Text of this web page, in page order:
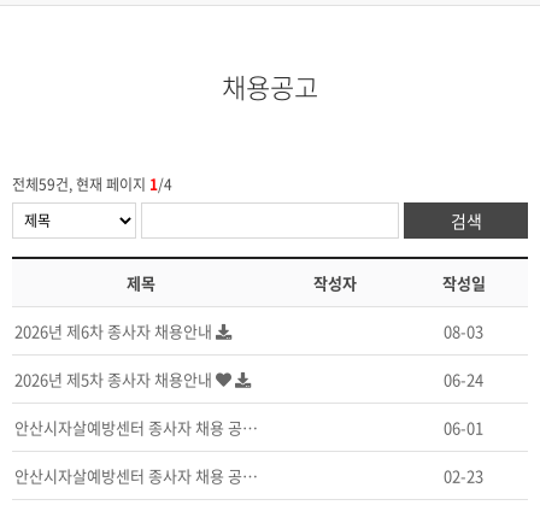
채용공고
전체59건, 현재 페이지 1/4
제목 작성자 작성일
2026년 제6차 종사자 채용안내 08-03
2026년 제5차 종사자 채용안내 06-24
안산시자살예방센터 종사자 채용 공고(육휴대체/정규인력,… 06-01
안산시자살예방센터 종사자 채용 공고(육휴대체/정규인력,… 02-23